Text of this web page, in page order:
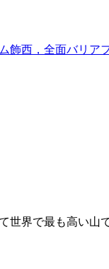
飾西，全面バリ
世界で最も高い